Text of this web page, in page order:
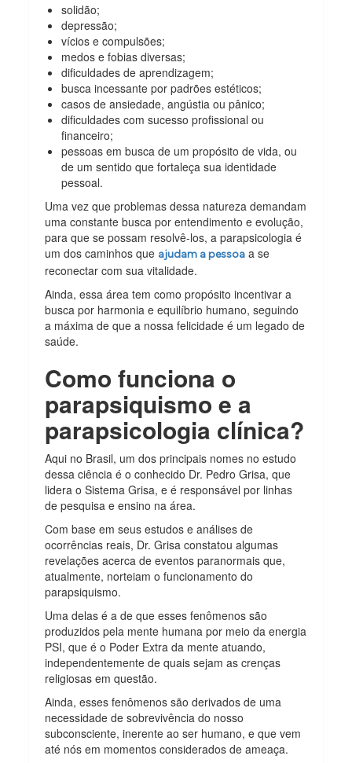
solidão;
depressão;
vícios e compulsões;
medos e fobias diversas;
dificuldades de aprendizagem;
busca incessante por padrões estéticos;
casos de ansiedade, angústia ou pânico;
dificuldades com sucesso profissional ou
financeiro;
pessoas em busca de um propósito de vida, ou
de um sentido que fortaleça sua identidade
pessoal.
Uma vez que problemas dessa natureza demandam
uma constante busca por entendimento e evolução,
para que se possam resolvê-los, a parapsicologia é
um dos caminhos que ajudam a pessoa a se
reconectar com sua vitalidade.
Ainda, essa área tem como propósito incentivar a
busca por harmonia e equilíbrio humano, seguindo
a máxima de que a nossa felicidade é um legado de
saúde.
Como funciona o
parapsiquismo e a
parapsicologia clínica?
Aqui no Brasil, um dos principais nomes no estudo
dessa ciência é o conhecido Dr. Pedro Grisa, que
lidera o Sistema Grisa, e é responsável por linhas
de pesquisa e ensino na área.
Com base em seus estudos e análises de
ocorrências reais, Dr. Grisa constatou algumas
revelações acerca de eventos paranormais que,
atualmente, norteiam o funcionamento do
parapsiquismo.
Uma delas é a de que esses fenômenos são
produzidos pela mente humana por meio da energia
PSI, que é o Poder Extra da mente atuando,
independentemente de quais sejam as crenças
religiosas em questão.
Ainda, esses fenômenos são derivados de uma
necessidade de sobrevivência do nosso
subconsciente, inerente ao ser humano, e que vem
até nós em momentos considerados de ameaça.